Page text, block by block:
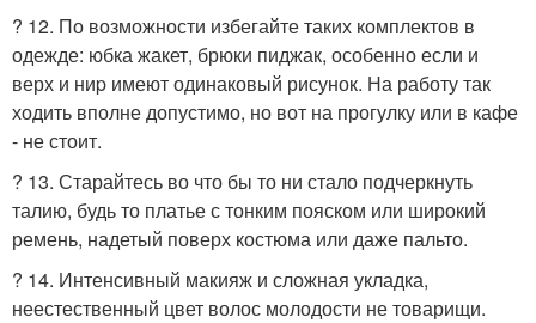
? 12. По возможности избегайте таких комплектов в
одежде: юбка жакет, брюки пиджак, особенно если и
верх и ниp имеют одинаковый рисунок. На работу так
ходить вполне допустимо, но вот на прогулку или в кафе
- не стоит.
? 13. Старайтесь во что бы то ни стало подчеркнуть
талию, будь то платье с тонким пояском или широкий
ремень, надетый поверх костюма или даже пальто.
? 14. Интенсивный макияж и сложная укладка,
неестественный цвет волос молодости не товарищи.